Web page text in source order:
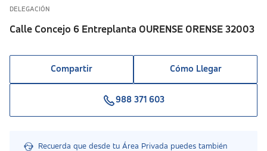
DELEGACIÓN
Calle Concejo 6 Entreplanta OURENSE ORENSE 32003
Compartir Cómo Llegar
988 371 603
Recuerda que desde tu Área Privada puedes también